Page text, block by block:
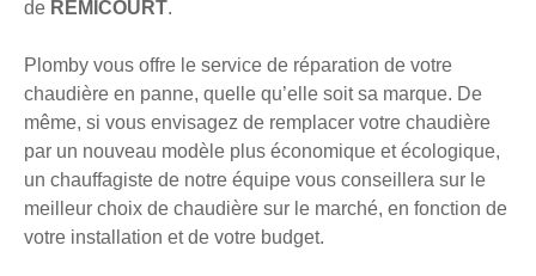
de REMICOURT.
Plomby vous offre le service de réparation de votre
chaudière en panne, quelle qu’elle soit sa marque. De
même, si vous envisagez de remplacer votre chaudière
par un nouveau modèle plus économique et écologique,
un chauffagiste de notre équipe vous conseillera sur le
meilleur choix de chaudière sur le marché, en fonction de
votre installation et de votre budget.